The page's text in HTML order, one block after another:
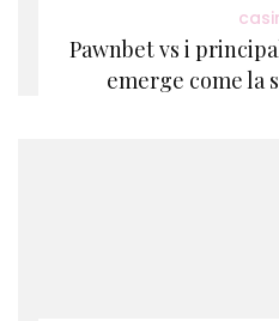
Pawnbet vs i
emerge come la